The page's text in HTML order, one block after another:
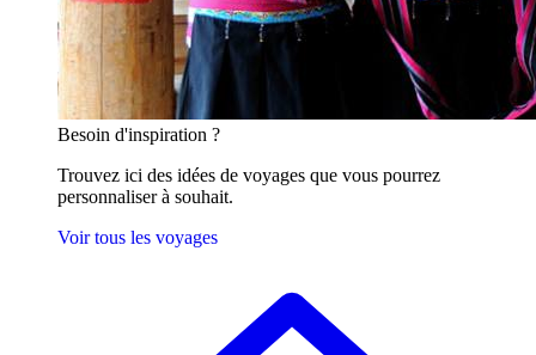
Besoin d'inspiration ?
Trouvez ici des idées de voyages que vous pourrez
personnaliser à souhait.
Voir tous les voyages